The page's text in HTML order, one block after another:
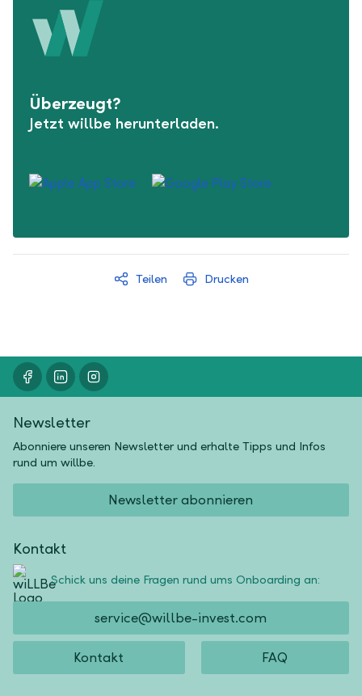
Überzeugt?
Jetzt willbe herunterladen.
Teilen Drucken
Newsletter
Abonniere unseren Newsletter und erhalte Tipps und Infos
rund um willbe.
Newsletter abonnieren
Kontakt
Schick uns deine Fragen rund ums Onboarding an:
service@willbe-invest.com
Kontakt FAQ